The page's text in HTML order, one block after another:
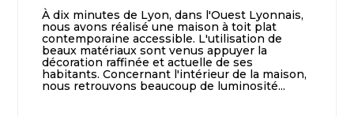
À dix minutes de Lyon, dans l'Ouest Lyonnais,
nous avons réalisé une maison à toit plat
contemporaine accessible. L'utilisation de
beaux matériaux sont venus appuyer la
décoration raffinée et actuelle de ses
habitants. Concernant l'intérieur de la maison,
nous retrouvons beaucoup de luminosité...